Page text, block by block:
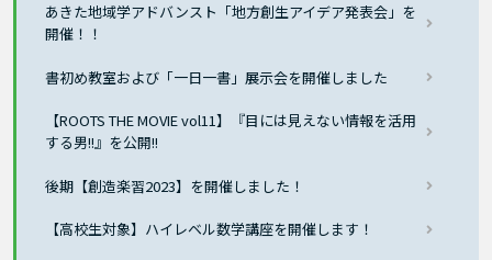
あきた地域学アドバンスト「地方創生アイデア発表会」を
開催！！
書初め教室および「一日一書」展示会を開催しました
【ROOTS THE MOVIE vol11】『目には見えない情報を活用
する男!!』を公開!!
後期【創造楽習2023】を開催しました！
【高校生対象】ハイレベル数学講座を開催します！